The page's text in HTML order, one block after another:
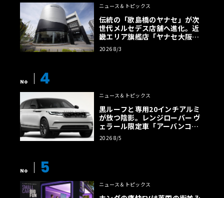
ニュース＆トピックス
伝統の「歌島橋のヤナセ」が次
世代メルセデス店舗へ進化。近
畿エリア旗艦店「ヤナセ大阪支
店」がリニューアル
2026 8/3
No 4
ニュース＆トピックス
黒ルーフと専用20インチアルミ
が放つ陰影。レンジローバー ヴ
ェラール限定車「アーバンコン
トラスト・エディション」登場
2026 8/5
No 5
ニュース＆トピックス